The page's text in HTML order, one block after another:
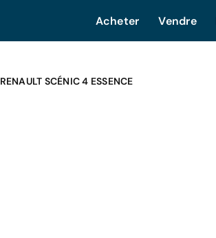
Acheter Vendre
RENAULT SCÉNIC 4 ESSENCE